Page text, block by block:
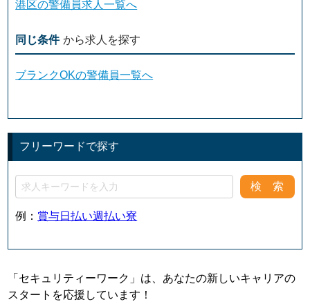
港区の警備員求人一覧へ
同じ条件 から求人を探す
ブランクOKの警備員一覧へ
フリーワードで探す
例： 賞与日払い週払い寮
「セキュリティーワーク」は、あなたの新しいキャリアの
スタートを応援しています！